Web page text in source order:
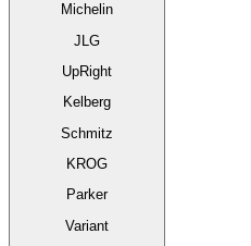
Michelin
JLG
UpRight
Kelberg
Schmitz
KROG
Parker
Variant